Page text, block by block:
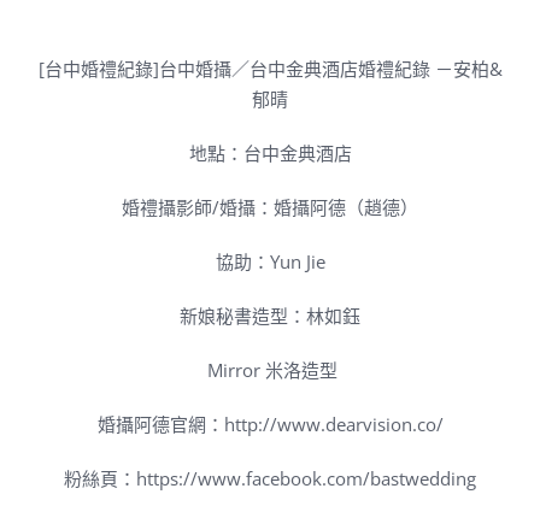
[台中婚禮紀錄]台中婚攝／台中金典酒店婚禮紀錄 －安柏&
郁晴
地點：台中金典酒店
婚禮攝影師/婚攝：婚攝阿德（趙德）
協助：Yun Jie
新娘秘書造型： 林如鈺
Mirror 米洛造型
婚攝阿德官網：http://www.dearvision.co/
粉絲頁：https://www.facebook.com/bastwedding